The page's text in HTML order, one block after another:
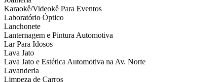
Karaokê/Videokê Para Eventos
Laboratório Óptico
Lanchonete
Lanternagem e Pintura Automotiva
Lar Para Idosos
Lava Jato
Lava Jato e Estética Automotiva na Av. Norte
Lavanderia
Limpeza de Carros